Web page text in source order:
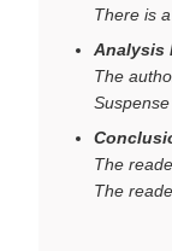
There is
Analysis
The
The
The